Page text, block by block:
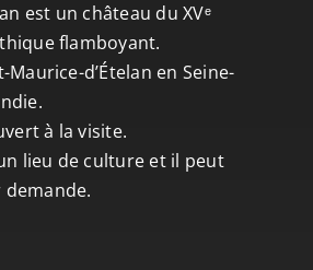
est un château du XVᵉ
flamboyant.
d’Ételan en Seine-
à la visite.
lieu de culture et il peut